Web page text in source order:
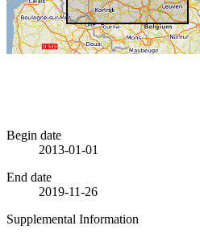
Begin date
2013-01-01
End date
2019-11-26
Supplemental Information